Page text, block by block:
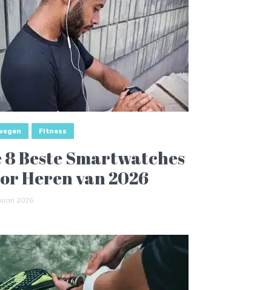
Fitness
8 Beste Smartwatches
Heren van 2026
2026